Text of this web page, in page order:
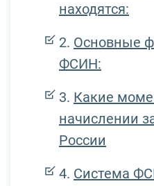
находятся:
Основные
ФСИН:
Какие
начислении
России
Система